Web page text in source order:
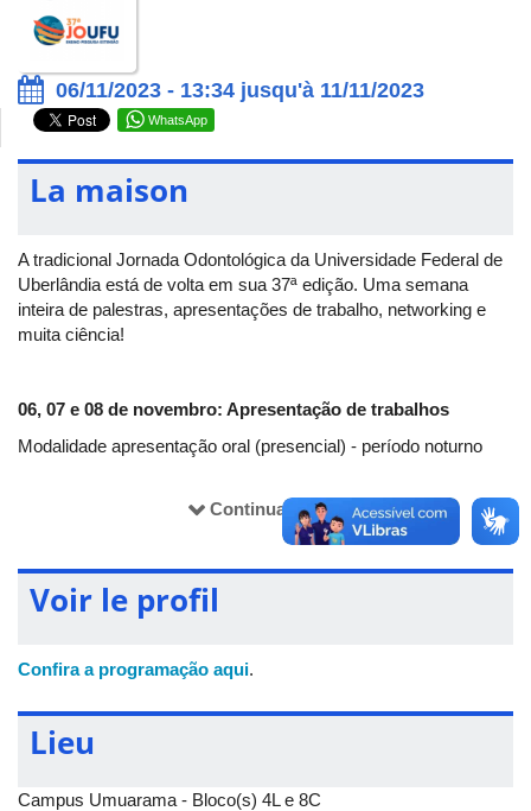
06/11/2023 - 13:34 jusqu'à 11/11/2023
WhatsApp
La maison
A tradicional Jornada Odontológica da Universidade Federal de
Uberlândia está de volta em sua 37ª edição. Uma semana
inteira de palestras, apresentações de trabalho, networking e
muita ciência!
06, 07 e 08 de novembro: Apresentação de trabalhos
Modalidade apresentação oral (presencial) - período noturno
O envio da submissão dos trabalhos deve ser realizado no
momento da inscrição.
09, 10 e 11de novembro: Ciclo de palestras
Universidade Federal de Uberlândia, Campus Umuarama,
Anfiteatro Bloco 8C
Continuar lendo
Voir le profil
Confira a programação aqui.
Lieu
Campus Umuarama - Bloco(s) 4L e 8C